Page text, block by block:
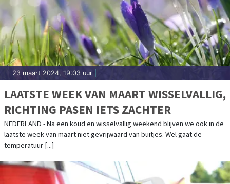
23 maart 2024, 19:03 uur
LAATSTE WEEK VAN MAART WISSELVALLIG,
RICHTING PASEN IETS ZACHTER
NEDERLAND - Na een koud en wisselvallig weekend blijven we ook in de
laatste week van maart niet gevrijwaard van buitjes. Wel gaat de
temperatuur [...]